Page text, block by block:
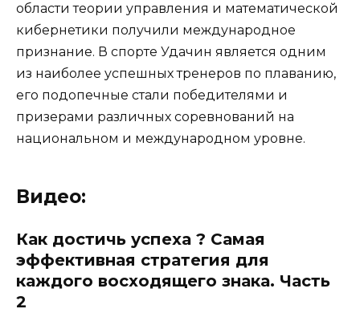
области теории управления и математической
кибернетики получили международное
признание. В спорте Удачин является одним
из наиболее успешных тренеров по плаванию,
его подопечные стали победителями и
призерами различных соревнований на
национальном и международном уровне.
Видео:
Как достичь успеха ? Самая
эффективная стратегия для
каждого восходящего знака. Часть
2